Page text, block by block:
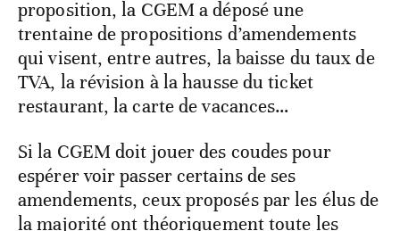
proposition, la CGEM a déposé une
trentaine de propositions d’amendements
qui visent, entre autres, la baisse du taux de
TVA, la révision à la hausse du ticket
restaurant, la carte de vacances…
Si la CGEM doit jouer des coudes pour
espérer voir passer certains de ses
amendements, ceux proposés par les élus de
la majorité ont théoriquement toute les